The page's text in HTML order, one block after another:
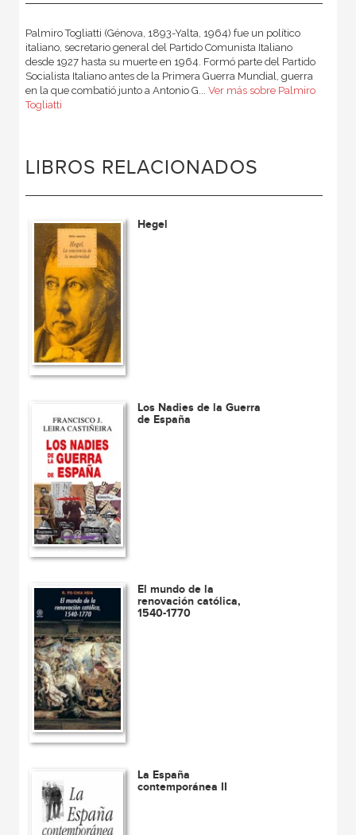
Palmiro Togliatti (Génova, 1893-Yalta, 1964) fue un político
italiano, secretario general del Partido Comunista Italiano
desde 1927 hasta su muerte en 1964. Formó parte del Partido
Socialista Italiano antes de la Primera Guerra Mundial, guerra
en la que combatió junto a Antonio G... Ver más sobre Palmiro
Togliatti
LIBROS RELACIONADOS
Hegel
Los Nadies de la Guerra
de España
El mundo de la
renovación católica,
1540-1770
La España
contemporánea II